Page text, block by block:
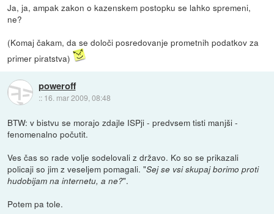
Ja, ja, ampak zakon o kazenskem postopku se lahko spremeni,
ne?
(Komaj čakam, da se določi posredovanje prometnih podatkov za
primer piratstva)
poweroff
:: 16. mar 2009, 08:48
BTW: v bistvu se morajo zdajle ISPji - predvsem tisti manjši -
fenomenalno počutit.
Ves čas so rade volje sodelovali z državo. Ko so se prikazali
policaji so jim z veseljem pomagali. "Sej se vsi skupaj borimo proti
hudobijam na internetu, a ne?".
Potem pa tole.